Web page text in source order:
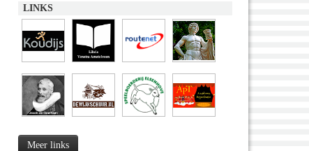
LINKS
Meer links